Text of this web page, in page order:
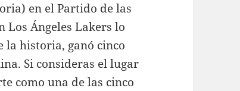
en el Partido de las
Los Ángeles Lakers lo
la historia, ganó cinco
Si consideras el lugar
como una de las cinco